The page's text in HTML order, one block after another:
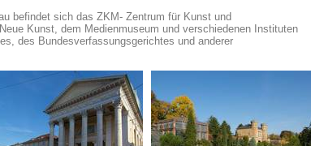
befindet sich das ZKM- Zentrum für Kunst und
Kunst, dem Medienmuseum und verschiedenen Instituten
des Bundesverfassungsgerichtes und anderer